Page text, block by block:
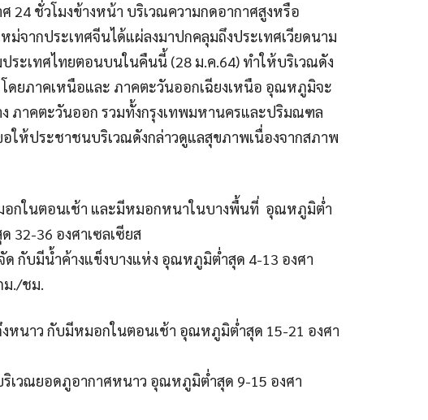
24 ชั่วโมงข้างหน้า บริเวณความกดอากาศสูงหรือ
ม่จากประเทศจีนได้แผ่ลงมาปกคลุมถึงประเทศเวียดนาม
ระเทศไทยตอนบนในคืนนี้ (28 ม.ค.64) ทำให้บริเวณดัง
ดยภาคเหนือและ ภาคตะวันออกเฉียงเหนือ อุณหภูมิจะ
ง ภาคตะวันออก รวมทั้งกรุงเทพมหานครและปริมณฑล
ให้ประชาชนบริเวณดังกล่าวดูแลสุขภาพเนื่องจากสภาพ
อกในตอนเช้า และมีหมอกหนาในบางพื้นที่ อุณหภูมิต่ำ
32-36 องศาเซลเซียส
กับมีน้ำค้างแข็งบางแห่ง อุณหภูมิต่ำสุด 4-13 องศา
ม./ชม.
งหนาว กับมีหมอกในตอนเช้า อุณหภูมิต่ำสุด 15-21 องศา
เวณยอดภูอากาศหนาว อุณหภูมิต่ำสุด 9-15 องศา